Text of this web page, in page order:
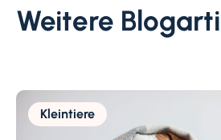
Weitere
Kleintiere